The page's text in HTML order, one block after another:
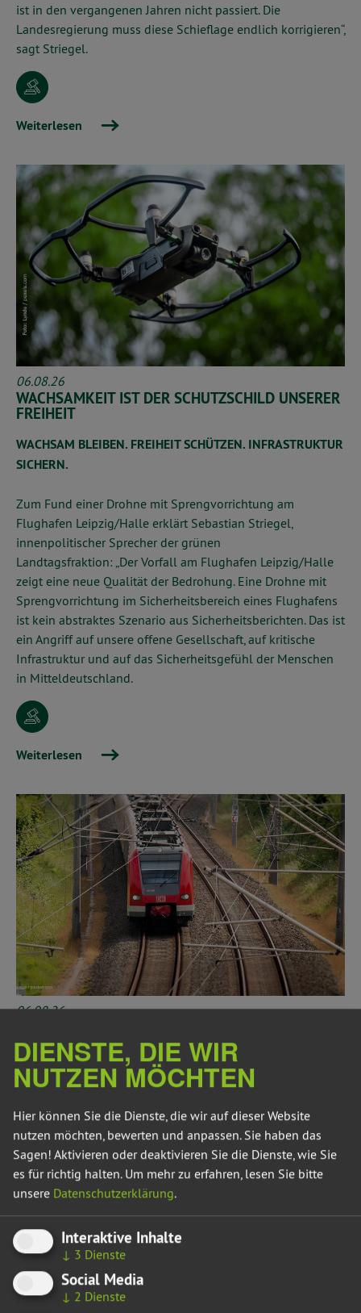
ist in den vergangenen Jahren nicht passiert. Die
Landesregierung muss diese Schieflage endlich korrigieren“,
sagt Striegel.
Weiterlesen
06.08.26
WACHSAMKEIT IST DER SCHUTZSCHILD UNSERER
FREIHEIT
WACHSAM BLEIBEN. FREIHEIT SCHÜTZEN. INFRASTRUKTUR
SICHERN.
Zum Fund einer Drohne mit Sprengvorrichtung am
Flughafen Leipzig/Halle erklärt Sebastian Striegel,
innenpolitischer Sprecher der grünen
Landtagsfraktion: „Der Vorfall am Flughafen Leipzig/Halle
zeigt eine neue Qualität der Bedrohung. Eine Drohne mit
Sprengvorrichtung im Sicherheitsbereich eines Flughafens
ist kein abstraktes Szenario aus Sicherheitsberichten. Das ist
ein Angriff auf unsere offene Gesellschaft, auf kritische
Infrastruktur und auf das Sicherheitsgefühl der Menschen
in Mitteldeutschland.
Weiterlesen
06.08.26
Landesregierung muss jetzt liefern - Die Rechnung ist
geklärt, aber der Fahrplan fehlt
Mitteldeutschen Revier
Die Landesregierung nennt keinen aktuellen Kostenstand,
obwohl für Leipzig–Zeitz bereits eine Vorplanung mit
Kostenschätzung vorliegt. Sie erklärt auch nicht, welche
Bauteile teurer geworden sind und wie groß die bisherige
Steigerung ist. Beim Zeitplan bleibt die Antwort auf unsere
Kleine Anfrage auffällig still. Die DB nennt öffentlich einen
voraussichtlichen Baubeginn 2031 und eine
Inbetriebnahme 2035.
DIENSTE, DIE WIR
NUTZEN MÖCHTEN
Hier können Sie die Dienste, die wir auf dieser Website
nutzen möchten, bewerten und anpassen. Sie haben das
Sagen! Aktivieren oder deaktivieren Sie die Dienste, wie Sie
es für richtig halten. Um mehr zu erfahren, lesen Sie bitte
unsere Datenschutzerklärung.
Interaktive Inhalte
↓ 3 Dienste
Social Media
↓ 2 Dienste